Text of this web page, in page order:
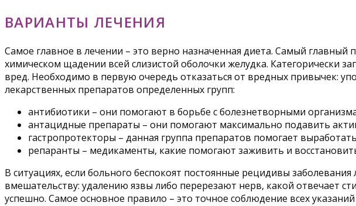
ВАРИАНТЫ ЛЕЧЕНИЯ
Самое главное в лечении – это верно назначенная диета. Самый
химическом щадении всей слизистой оболочки желудка. Категорически
вред. Необходимо в первую очередь отказаться от вредных привычек:
лекарственных препаратов определенных групп:
антибиотики – они помогают в борьбе с болезнетворными
антацидные препараты – они помогают максимально подавить
гастропротекторы – данная группа препаратов помогает
репаранты – медикаменты, какие помогают заживить и
В ситуациях, если больного беспокоят постоянные рецидивы
вмешательству: удалению язвы либо перерезают нерв, какой отвечает
успешно. Самое основное правило – это точное соблюдение всех